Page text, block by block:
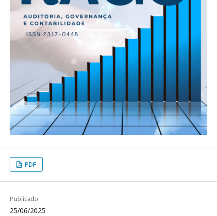
PDF
Publicado
25/06/2025